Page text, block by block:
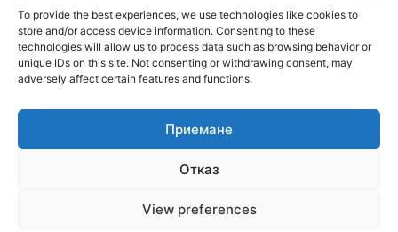
To provide the best experiences, we use technologies like cookies to
store and/or access device information. Consenting to these
technologies will allow us to process data such as browsing behavior or
unique IDs on this site. Not consenting or withdrawing consent, may
adversely affect certain features and functions.
Приемане
Отказ
View preferences
PlovdivDerby.com е първата пловдивска изцяло футболна
медия!
Свържи се с нас:plovdivderby.com@gmail.com
FOLLOW US